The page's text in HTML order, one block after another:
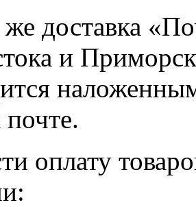
доставка
и
почте.
оплату